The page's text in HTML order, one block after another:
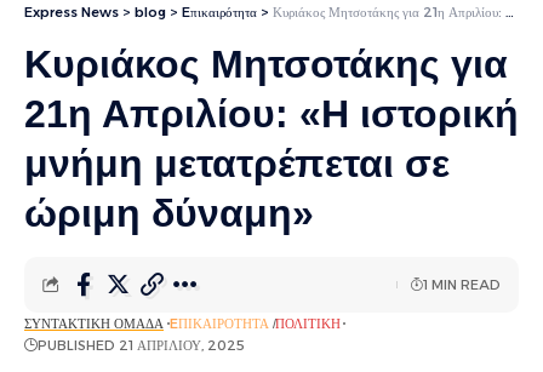
Express News > blog > Eπικαιρότητα > Κυριάκος Μητσοτάκης για 21η Απριλίου: «Η ιστορική μνήμη μετατρέπεται σε ώριμη δύναμη»
Κυριάκος Μητσοτάκης για
21η Απριλίου: «Η ιστορική
μνήμη μετατρέπεται σε
ώριμη δύναμη»
ΣΥΝΤΑΚΤΙΚΉ ΟΜΆΔΑ EΠΙΚΑΙΡΌΤΗΤΑ ΠΟΛΙΤΙΚΉ
PUBLISHED 21 ΑΠΡΙΛΊΟΥ, 2025
1 MIN READ